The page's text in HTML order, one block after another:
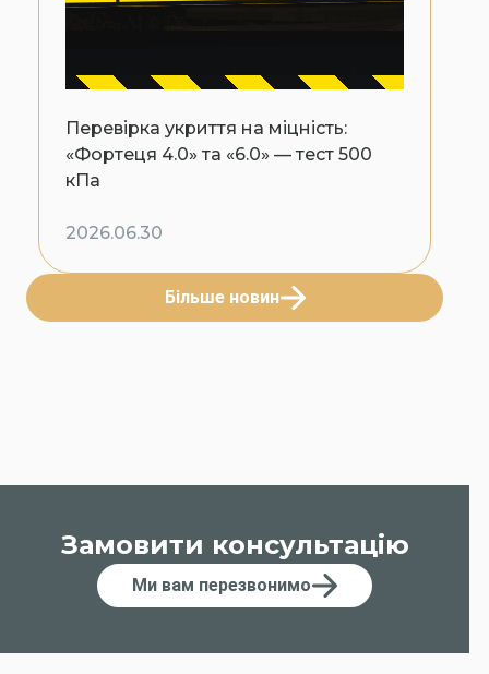
Перевірка укриття на міцність:
«Фортеця 4.0» та «6.0» — тест 500
кПа
2026.06.30
Більше новин
Замовити консультацію
Ми вам перезвонимо